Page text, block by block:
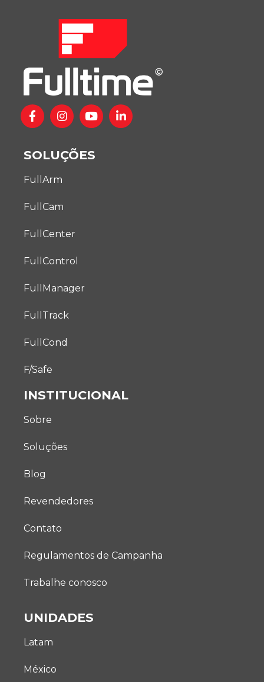
SOLUÇÕES
FullArm
FullCam
FullCenter
FullControl
FullManager
FullTrack
FullCond
F/Safe
INSTITUCIONAL
Sobre
Soluções
Blog
Revendedores
Contato
Regulamentos de Campanha
Trabalhe conosco
UNIDADES
Latam
México